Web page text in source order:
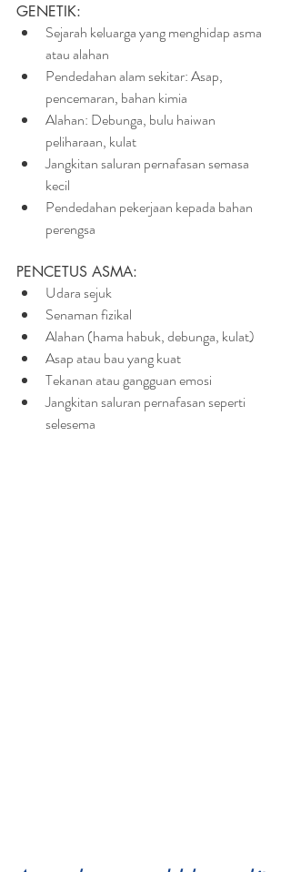
GENETIK:
Sejarah keluarga yang menghidap asma
atau alahan
Pendedahan alam sekitar: Asap,
pencemaran, bahan kimia
Alahan: Debunga, bulu haiwan
peliharaan, kulat
Jangkitan saluran pernafasan semasa
kecil
Pendedahan pekerjaan kepada bahan
perengsa
PENCETUS ASMA:
Udara sejuk
Senaman fizikal
Alahan (hama habuk, debunga, kulat)
Asap atau bau yang kuat
Tekanan atau gangguan emosi
Jangkitan saluran pernafasan seperti
selesema